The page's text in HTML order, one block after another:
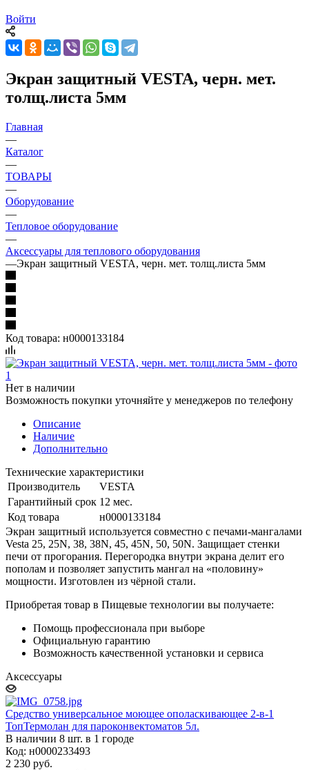
Войти
Экран защитный VESTA, черн. мет.
толщ.листа 5мм
Главная
—
Каталог
—
ТОВАРЫ
—
Оборудование
—
Тепловое оборудование
—
Аксессуары для теплового оборудования
—Экран защитный VESTA, черн. мет. толщ.листа 5мм
Код товара: н0000133184
Нет в наличии
Возможность покупки уточняйте у менеджеров по телефону
Описание
Наличие
Дополнительно
Технические характеристики
Производитель
VESTA
Гарантийный срок 12 мес.
Код товара
н0000133184
Экран защитный используется совместно с печами-мангалами
Vesta 25, 25N, 38, 38N, 45, 45N, 50, 50N. Защищает стенки
печи от прогорания. Перегородка внутри экрана делит его
пополам и позволяет запустить мангал на «половину»
мощности. Изготовлен из чёрной стали.
Приобретая товар в Пищевые технологии вы получаете:
Помощь профессионала при выборе
Официальную гарантию
Возможность качественной установки и сервиса
Аксессуары
Средство универсальное моющее ополаскивающее 2-в-1
ТопТермолан для пароконвектоматов 5л.
В наличии 8 шт. в 1 городе
Код: н0000233493
2 230 руб.